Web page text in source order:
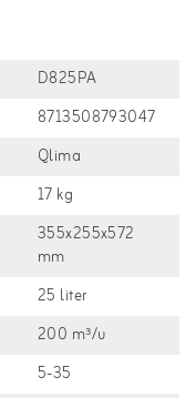
D825PA
8713508793047
Qlima
17 kg
355x255x572
mm
25 liter
200 m³/u
5-35